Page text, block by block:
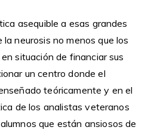
asequible a esas grandes
neurosis no menos que los
situación de financiar sus
un centro donde el
teóricamente y en el
de los analistas veteranos
que están ansiosos de